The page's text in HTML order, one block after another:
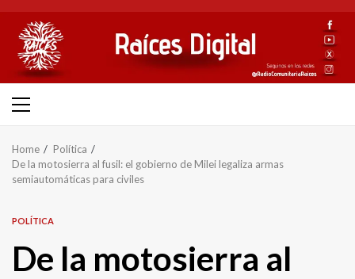
content
Primary
Home
Política
De la motosierra al fusil: el gobierno de Milei legaliza armas
semiautomáticas para civiles
POLÍTICA
De la motosierra al